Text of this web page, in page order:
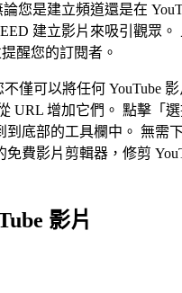
您是建立頻道還是在
建立影片來吸引觀眾。
醒您的訂閱者。
僅可以將任何 YouTube 影
URL 增加它們。 點擊「
底部的工具欄中。 無需
免費影片剪輯器，修剪
影片